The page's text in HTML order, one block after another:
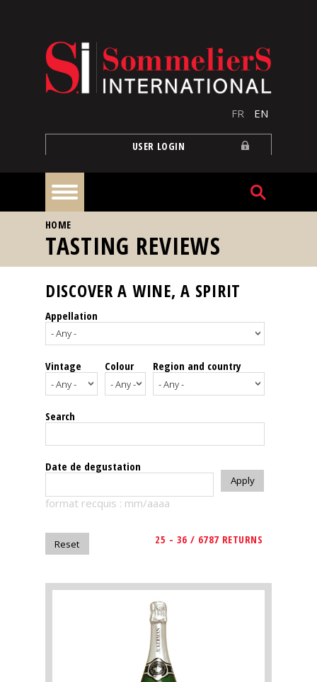
FR EN
USER LOGIN
Home
Our
events
Spirits
Tasting
reviews
The
magazine
Magazine
YOU ARE HERE
HOME
TASTING REVIEWS
DISCOVER A WINE, A SPIRIT
Appellation
Vintage Colour Region and country
Search
Date de degustation
format recquis : mm/aaaa
25 - 36 / 6787 RETURNS